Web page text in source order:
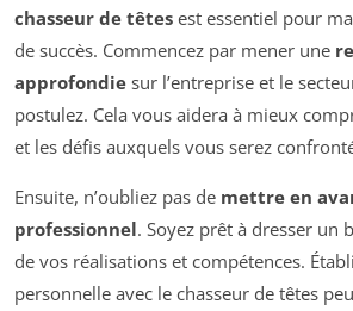
chasseur de têtes est essentiel pour
de succès. Commencez par mener une
approfondie sur l’entreprise et le
postulez. Cela vous aidera à mieux
et les défis auxquels vous serez
Ensuite, n’oubliez pas de mettre en
professionnel. Soyez prêt à dresser un
de vos réalisations et compétences.
personnelle avec le chasseur de têtes